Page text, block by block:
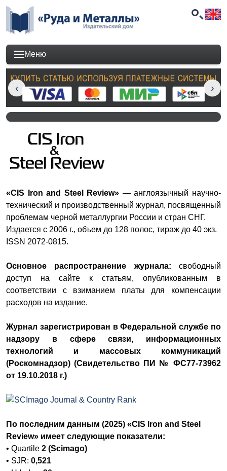
Меню
«CIS Iron and Steel Review» — англоязычный научно-
технический и производственный журнал, посвященный
проблемам черной металлургии России и стран СНГ.
Издается с 2006 г., объем до 128 полос, тираж до 40 экз.
ISSN 2072-0815.
Основное распространение журнала: свободный
доступ на сайте к статьям, опубликованным в
соответствии с взиманием платы для компенсации
расходов на издание.
Журнал зарегистрирован в Федеральной службе по
надзору в сфере связи, информационных
технологий и массовых коммуникаций
(Роскомнадзор) (Свидетельство ПИ № ФС77-73962
от 19.10.2018 г.)
По последним данным (2025) «CIS Iron and Steel
Review» имеет следующие показатели:
• Quartile 2 (Scimago)
• SJR: 0,521